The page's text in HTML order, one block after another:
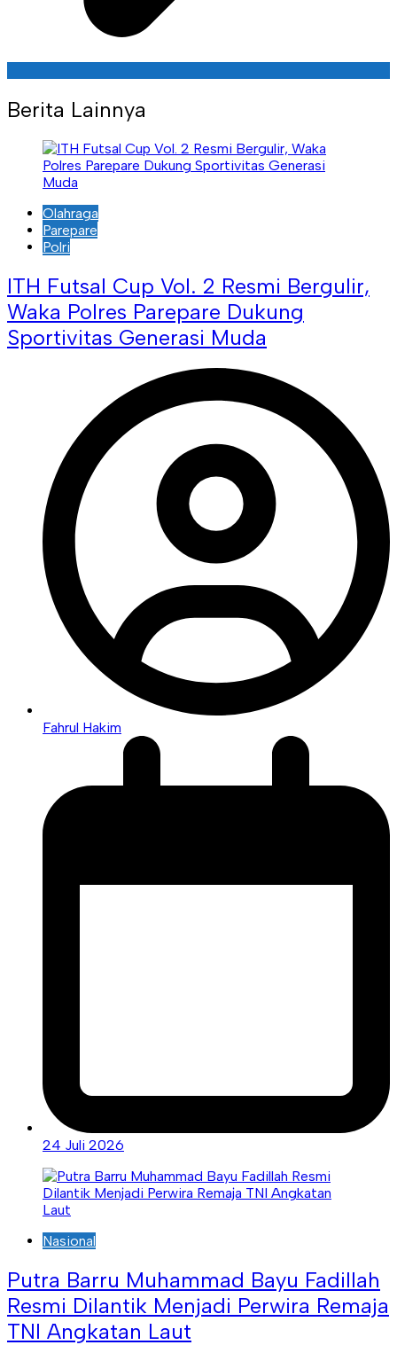
Berita Lainnya
Olahraga
Parepare
Polri
ITH Futsal Cup Vol. 2 Resmi Bergulir,
Waka Polres Parepare Dukung
Sportivitas Generasi Muda
Fahrul Hakim
24 Juli 2026
Nasional
Putra Barru Muhammad Bayu Fadillah
Resmi Dilantik Menjadi Perwira Remaja
TNI Angkatan Laut